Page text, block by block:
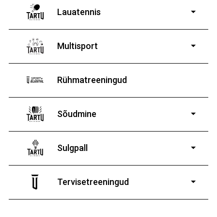
Lauatennis
poistele ja tüdrukutele
Multisport
Rühmatreeningud
Sõudmine
poistele ja tüdrukutele
Sulgpall
poistele ja tüdrukutele
Tervisetreeningud